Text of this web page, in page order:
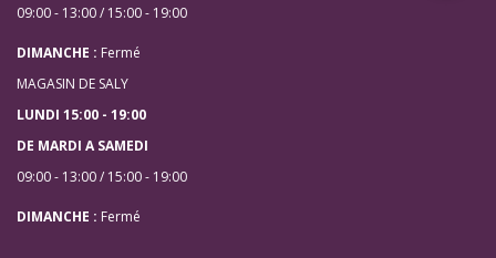
09:00 - 13:00 / 15:00 - 19:00
DIMANCHE : Fermé
MAGASIN DE SALY
LUNDI 15:00 - 19:00
DE MARDI A SAMEDI
09:00 - 13:00 / 15:00 - 19:00
DIMANCHE : Fermé